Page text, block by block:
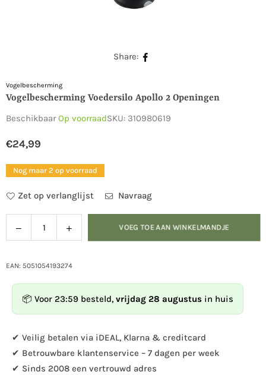
Share:
Vogelbescherming
Vogelbescherming Voedersilo Apollo 2 Openingen
BeschikbaarOp voorraadSKU: 310980619
Normale
prijs
€24,99
Nog maar 2 op voorraad
Zet op verlanglijst Navraag
Hoeveelheid
Verlaag
de
voor
Voedersilo
Apollo
openingen
Verhoog
de
voor
Apollo
openingen
VOEG TOE AAN WINKELMANDJE
EAN: 5051054193274
📦 Voor 23:59 besteld, vrijdag 28 augustus in huis
✔ Veilig betalen via iDEAL, Klarna & creditcard
✔ Betrouwbare klantenservice – 7 dagen per week
✔ Sinds 2008 een vertrouwd adres